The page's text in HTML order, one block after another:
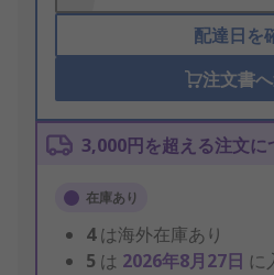
配達日を
注文書
3,000円を超える注文
在庫あり
4は海外在庫あり
5 は 2026年8月27日 に